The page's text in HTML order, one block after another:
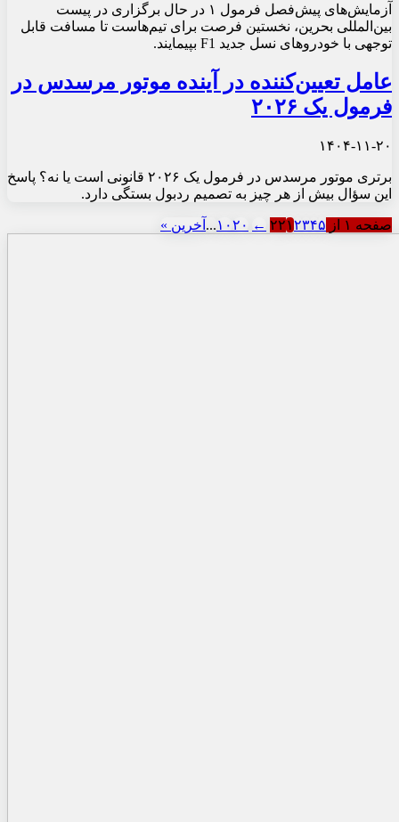
آزمایش‌های پیش‌فصل فرمول ۱ در حال برگزاری در پیست
بین‌المللی بحرین، نخستین فرصت برای تیم‌هاست تا مسافت قابل
توجهی با خودروهای نسل جدید F1 بپیمایند.
عامل تعیین‌کننده در آینده موتور مرسدس در
فرمول یک ۲۰۲۶
۱۴۰۴-۱۱-۲۰
برتری موتور مرسدس در فرمول یک ۲۰۲۶ قانونی است یا نه؟ پاسخ
این سؤال بیش از هر چیز به تصمیم ردبول بستگی دارد.
صفحه ۱ از ۲۲ ۱۲۳۴۵ ← ۱۰۲۰ ... آخرین »